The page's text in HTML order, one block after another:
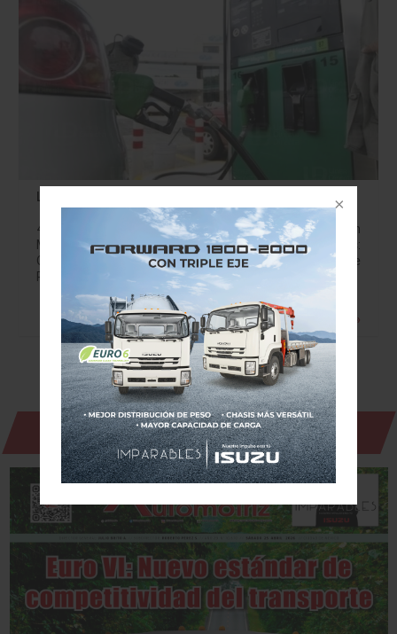
Litros de a litro, el reto de las estaciones gasolineras
48 millones de vehículos circulan en México: INEGI. En
México existen 12 mil 551 estaciones gasolineras:
ONEXPO. Tras casi 80 años de monopolio por parte de
PEMEX , en 2017…
Leer más »
Revista Digital